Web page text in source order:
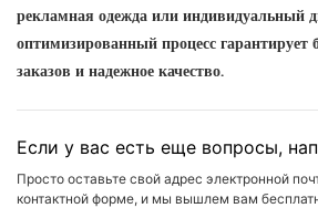
рекламная одежда или индивидуальный
оптимизированный процесс гарантирует
заказов и надежное качество.
Если у вас есть еще вопросы,
Просто оставьте свой адрес электронной
контактной форме, и мы вышлем вам